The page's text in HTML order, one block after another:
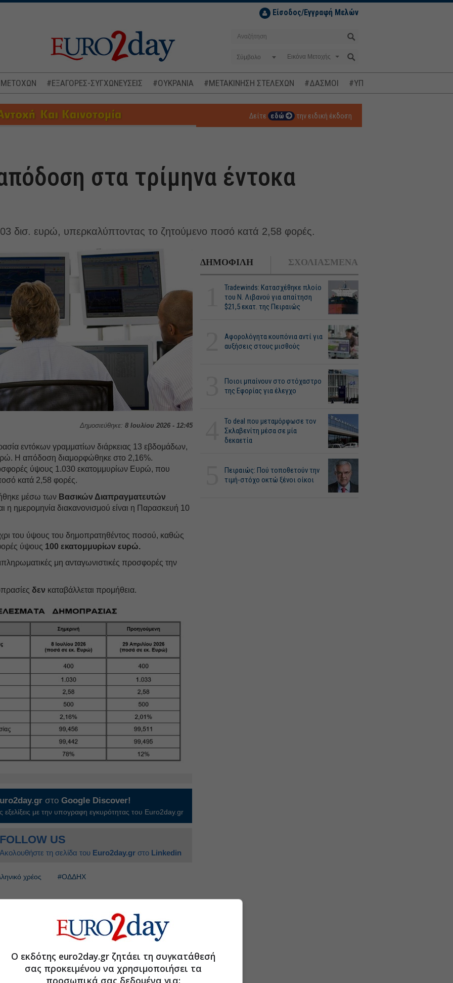
Είσοδος/Εγγραφή Μελών
Σύμβολο
ΜΕΤΟΧΩΝ #ΕΞΑΓΟΡΕΣ-ΣΥΓΧΩΝΕΥΣΕΙΣ #ΟΥΚΡΑΝΙΑ #ΜΕΤΑΚΙΝΗΣΗ ΣΤΕΛΕΧΩΝ #ΔΑΣΜΟΙ #ΥΠΟΚΛΟΠΕΣ
Δείτε εδώ την ειδική έκδοση
στα τρίμηνα έντοκα
δισ. ευρώ, υπερκαλύπτοντας το ζητούμενο ποσό κατά 2,58 φορές.
Δημοσιεύθηκε: 8 Ιουλίου 2026 - 12:45
εντόκων γραμματίων διάρκειας 13 εβδομάδων,
Η απόδοση διαμορφώθηκε στο 2,16%.
ύψους 1.030 εκατομμυρίων Ευρώ, που
κατά 2,58 φορές.
μέσω των Βασικών Διαπραγματευτών
η ημερομηνία διακανονισμού είναι η Παρασκευή 10
του ύψους του δημοπρατηθέντος ποσού, καθώς
ύψους 100 εκατομμυρίων ευρώ.
μη ανταγωνιστικές προσφορές την
δεν καταβάλλεται προμήθεια.
στοGoogle Discover!
εξελίξεις με την υπογραφη εγκυρότητας του Euro2day.gr
FOLLOW US
Ακολουθήστε τη σελίδα του Euro2day.gr στο Linkedin
χρέος #ΟΔΔΗΧ
χρέος το 1ο τρίμηνο του 2026
του δημοσίου χρέους
των 3μηνων εντόκων γραμματίων
γραμματίων του δημοσίου στις 31/7
ΔΗΜΟΦΙΛΗ ΣΧΟΛΙΑΣΜΕΝΑ
Tradewinds: Κατασχέθηκε πλοίο
του Ν. Λιβανού για απαίτηση
$21,5 εκατ. της Πειραιώς
Αφορολόγητα κουπόνια αντί για
αυξήσεις στους μισθούς
Ποιοι μπαίνουν στο στόχαστρο
της Εφορίας για έλεγχο
Το deal που μεταμόρφωσε τον
Σκλαβενίτη μέσα σε μία
δεκαετία
Πειραιώς: Πού τοποθετούν την
τιμή-στόχο οκτώ ξένοι οίκοι
Ο εκδότης euro2day.gr ζητάει τη συγκατάθεσή
σας προκειμένου να χρησιμοποιήσει τα
προσωπικά σας δεδομένα για: